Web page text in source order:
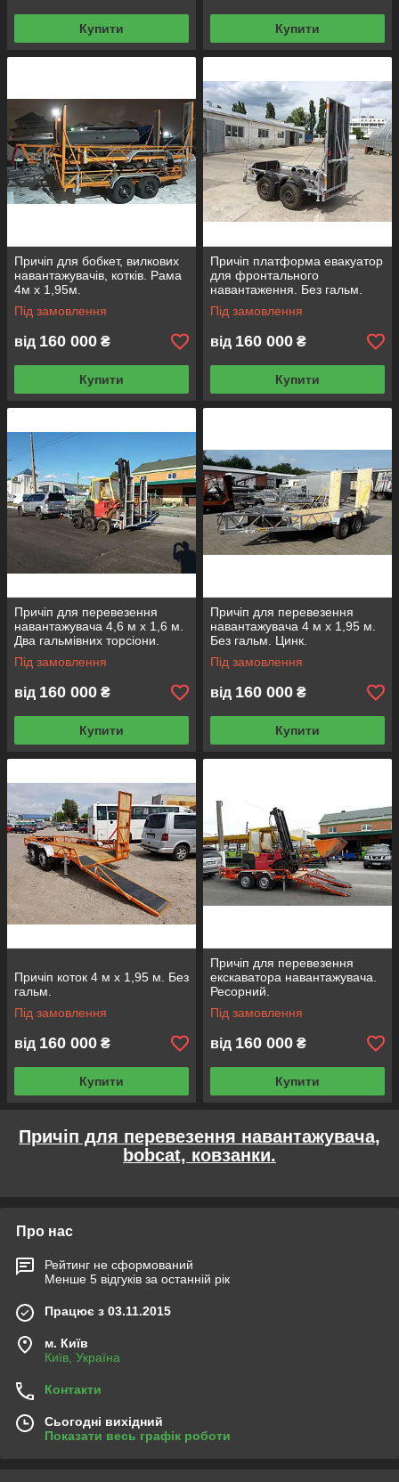
Купити Купити
Причіп для бобкет, вилкових
навантажувачів, котків. Рама
4м х 1,95м.
Під замовлення
від 160 000 ₴
Купити
Причіп платформа евакуатор
для фронтального
навантаження. Без гальм.
Під замовлення
від 160 000 ₴
Купити
Причіп для перевезення
навантажувача 4,6 м х 1,6 м.
Два гальмівних торсіони.
Під замовлення
від 160 000 ₴
Купити
Причіп для перевезення
навантажувача 4 м х 1,95 м.
Без гальм. Цинк.
Під замовлення
від 160 000 ₴
Купити
Причіп коток 4 м х 1,95 м. Без
гальм.
Під замовлення
від 160 000 ₴
Купити
Причіп для перевезення
екскаватора навантажувача.
Ресорний.
Під замовлення
від 160 000 ₴
Купити
Причіп для перевезення навантажувача,
bobcat, ковзанки.
Про нас
Рейтинг не сформований
Менше 5 відгуків за останній рік
Працює з 03.11.2015
м. Київ
Київ, Україна
Контакти
Сьогодні вихідний
Показати весь графік роботи